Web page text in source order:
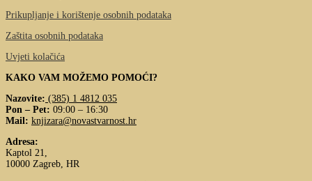
Prikupljanje i korištenje osobnih podataka
Zaštita osobnih podataka
Uvjeti kolačića
KAKO VAM MOŽEMO POMOĆI?
Nazovite: (385) 1 4812 035
Pon – Pet: 09:00 – 16:30
Mail: knjizara@novastvarnost.hr
Adresa:
Kaptol 21,
10000 Zagreb, HR